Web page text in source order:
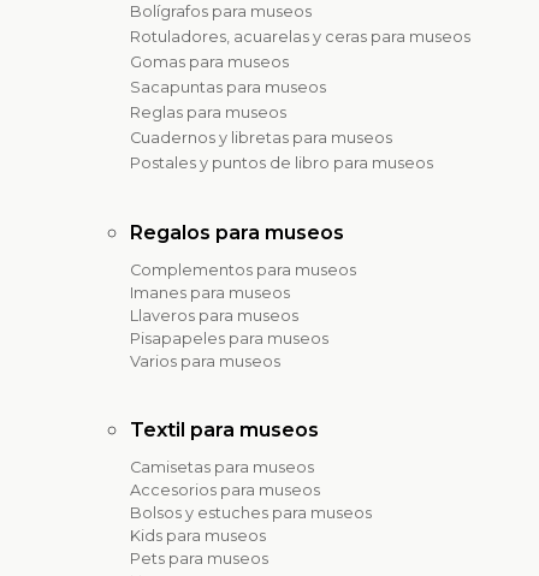
Bolígrafos para museos
Rotuladores, acuarelas y ceras para museos
Gomas para museos
Sacapuntas para museos
Reglas para museos
Cuadernos y libretas para museos
Postales y puntos de libro para museos
Regalos para museos
Complementos para museos
Imanes para museos
Llaveros para museos
Pisapapeles para museos
Varios para museos
Textil para museos
Camisetas para museos
Accesorios para museos
Bolsos y estuches para museos
Kids para museos
Pets para museos